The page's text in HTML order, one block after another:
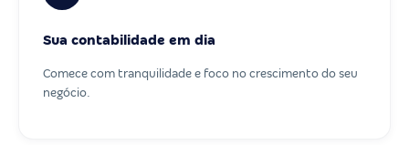
Sua contabilidade em dia
Comece com tranquilidade e foco no crescimento do seu
negócio.